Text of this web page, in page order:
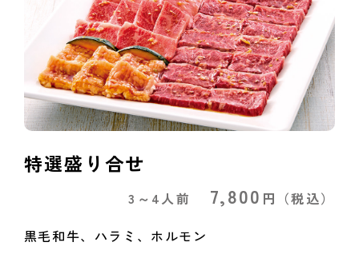
特選盛り合せ
3～4人前 7,800 円 （税込）
黒毛和牛、ハラミ、ホルモン